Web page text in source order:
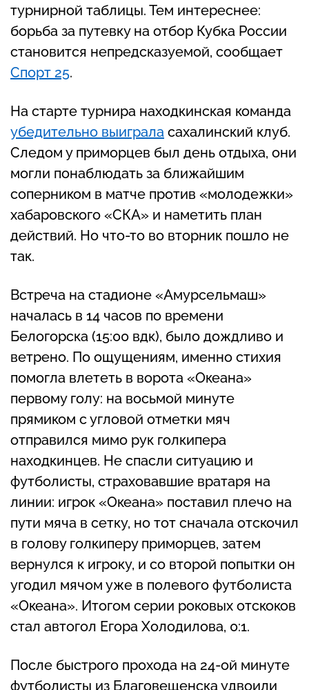
турнирной таблицы. Тем интереснее:
борьба за путевку на отбор Кубка России
становится непредсказуемой, сообщает
Спорт 25.
На старте турнира находкинская команда
убедительно выиграла сахалинский клуб.
Следом у приморцев был день отдыха, они
могли понаблюдать за ближайшим
соперником в матче против «молодежки»
хабаровского «СКА» и наметить план
действий. Но что-то во вторник пошло не
так.
Встреча на стадионе «Амурсельмаш»
началась в 14 часов по времени
Белогорска (15:00 вдк), было дождливо и
ветрено. По ощущениям, именно стихия
помогла влететь в ворота «Океана»
первому голу: на восьмой минуте
прямиком с угловой отметки мяч
отправился мимо рук голкипера
находкинцев. Не спасли ситуацию и
футболисты, страховавшие вратаря на
линии: игрок «Океана» поставил плечо на
пути мяча в сетку, но тот сначала отскочил
в голову голкиперу приморцев, затем
вернулся к игроку, и со второй попытки он
угодил мячом уже в полевого футболиста
«Океана». Итогом серии роковых отскоков
стал автогол Егора Холодилова, 0:1.
После быстрого прохода на 24-ой минуте
футболисты из Благовещенска удвоили